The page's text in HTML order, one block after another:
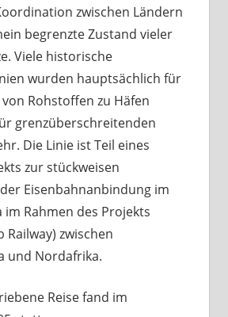
zwischen Ländern
begrenzte Zustand vieler
Viele historische
wurden hauptsächlich für
Rohstoffen zu Häfen
grenzüberschreitenden
Die Linie ist Teil eines
zur stückweisen
Eisenbahnanbindung im
im Rahmen des Projekts
Railway) zwischen
und Nordafrika.
Reise fand im